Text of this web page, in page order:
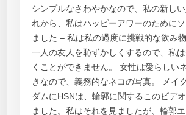
シンプルなさわやかなので、私の新し
れから、私はハッピーアワーのために
ました – 私は私の過度に挑戦的な飲み
一人の友人を恥ずかしくするので、私
くことができません。 女性は愛らしい
きなので、義務的なネコの写真。 メイ
ダムにHSNは、輪郭に関するこのビデ
ました。私はそれを見ましたが、輪郭